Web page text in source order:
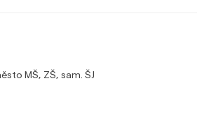
MŠ, ZŠ, sam. ŠJ